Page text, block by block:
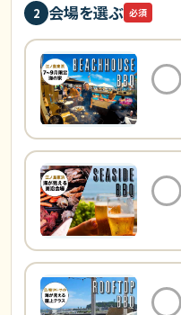
2 会場を選ぶ 必須